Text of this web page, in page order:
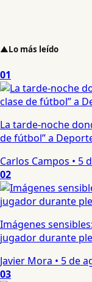
▲Lo más leído
01
La tarde-noche
de fútbol” a
Carlos Campos • 5
02
Imágenes
jugador durante
Javier Mora • 5 de
03